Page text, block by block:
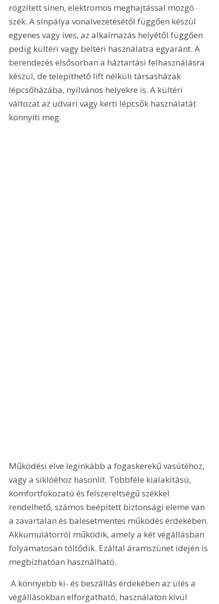
rögzített sínen, elektromos meghajtással mozgó
szék. A sínpálya vonalvezetésétől függően készül
egyenes vagy íves, az alkalmazás helyétől függően
pedig kültéri vagy beltéri használatra egyaránt. A
berendezés elsősorban a háztartási felhasználásra
készül, de telepíthető lift nélküli társasházak
lépcsőházába, nyilvános helyekre is. A kültéri
változat az udvari vagy kerti lépcsők használatát
könnyíti meg.
Működési elve leginkább a fogaskerekű vasútéhoz,
vagy a siklóéhoz hasonlít. Többféle kialakítású,
komfortfokozatú és felszereltségű székkel
rendelhető, számos beépített biztonsági eleme van
a zavartalan és balesetmentes működés érdekében.
Akkumulátorról működik, amely a két végállásban
folyamatosan töltődik. Ezáltal áramszünet idején is
megbízhatóan használható.
A könnyebb ki- és beszállás érdekében az ülés a
végállásokban elforgatható, használaton kívül